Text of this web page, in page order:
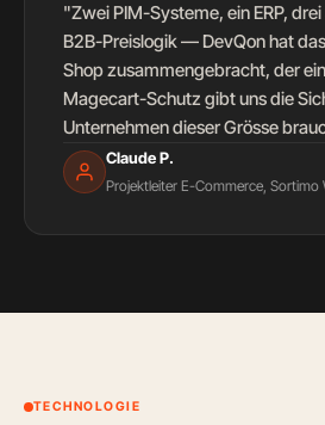
"Zwei PIM-Systeme, ein ERP,
B2B-Preislogik — DevQon hat
Shop zusammengebracht, der
Magecart-Schutz gibt uns die
Unternehmen dieser Grösse
Claude P.
Projektleiter E-Commerce, Sortimo
TECHNOLOGIE